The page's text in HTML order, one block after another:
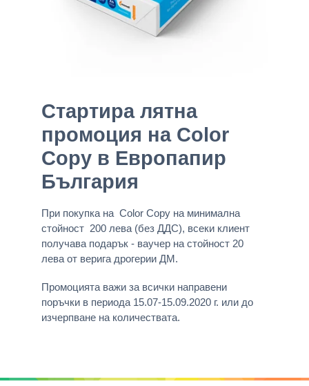
Стартира лятна
промоция на Color
Copy в Европапир
България
При покупка на Color Copy на минимална
стойност 200 лева (без ДДС), всеки клиент
получава подарък - ваучер на стойност 20
лева от верига дрогерии ДМ.
Промоцията важи за всички направени
поръчки в периода 15.07-15.09.2020 г. или до
изчерпване на количествата.